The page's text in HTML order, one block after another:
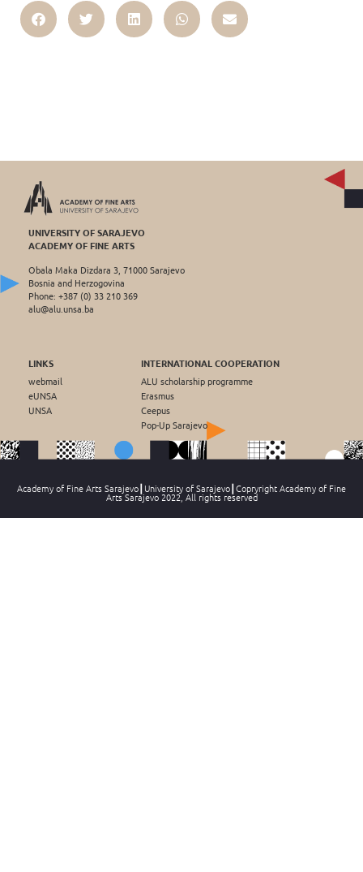
UNIVERSITY OF SARAJEVO
ACADEMY OF FINE ARTS
Obala Maka Dizdara 3, 71000 Sarajevo
Bosnia and Herzogovina
Phone: +387 (0) 33 210 369
alu@alu.unsa.ba
LINKS
webmail
eUNSA
UNSA
INTERNATIONAL COOPERATION
ALU scholarship programme
Erasmus
Ceepus
Pop-Up Sarajevo
Academy of Fine Arts Sarajevo┃University of Sarajevo┃Copryright Academy of Fine
Arts Sarajevo 2022, All rights reserved